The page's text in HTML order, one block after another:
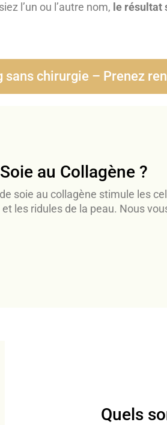
l’un ou l’autre nom, le résultat
chirurgie – Prenez
au Collagène ?
soie au collagène stimule les
et les ridules de la peau. Nous
Quels